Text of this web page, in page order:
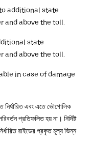
additional state
and above the toll.
state
and above the toll.
in case of damage
এবং এতে ভৌগোলিক
প্রতিফলিত হয় না। নির্দিষ্ট
রাইডের প্রকৃত মূল্য ভিন্ন